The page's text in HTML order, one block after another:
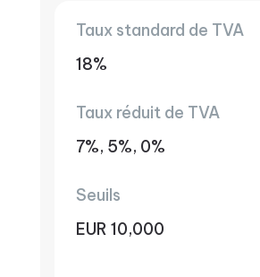
Taux standard de TVA
18%
Taux réduit de TVA
7%, 5%, 0%
Seuils
EUR 10,000